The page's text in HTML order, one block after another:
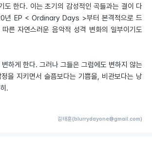
도 한다. 이는 초기의 감성적인 곡들과는 결이 다
년 EP < Ordinary Days >부터 본격적으로 드
른 자연스러운 음악적 성격 변화의 일부이기도
하게 한다. 그러나 그들은 그럼에도 변하지 않는
을 지키면서 슬픔보다는 기쁨을, 비관보다는 낭
.
김태훈(blurrydayone@gmail.com)